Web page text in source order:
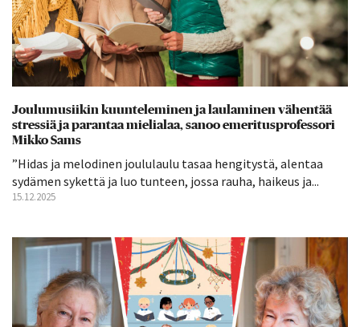
Joulumusiikin kuunteleminen ja laulaminen vähentää
stressiä ja parantaa mielialaa, sanoo emeritusprofessori
Mikko Sams
”Hidas ja melodinen joululaulu tasaa hengitystä, alentaa
sydämen sykettä ja luo tunteen, jossa rauha, haikeus ja...
15.12.2025